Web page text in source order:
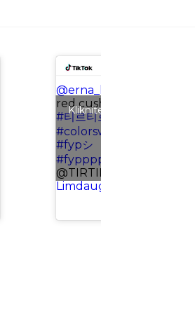
@erna_limdaugh
red cushion✨
#티르티르
#colorswatch
#fypシ゚viral
@TIRTIR
Limdaugh
Kliknite na „Slažem se“